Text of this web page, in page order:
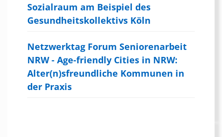
Sozialraum am Beispiel des
Gesundheitskollektivs Köln
Netzwerktag Forum Seniorenarbeit
NRW - Age-friendly Cities in NRW:
Alter(n)sfreundliche Kommunen in
der Praxis